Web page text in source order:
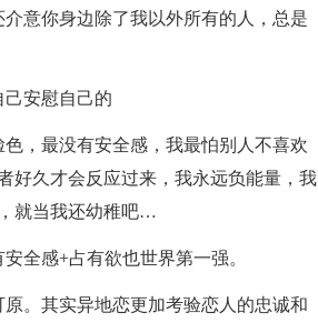
意你身边除了我以外所有的人，总是
安慰自己的
，最没有安全感，我最怕别人不喜欢
好久才会反应过来，我永远负能量，我
就当我还幼稚吧…
全感+占有欲也世界第一强。
。其实异地恋更加考验恋人的忠诚和